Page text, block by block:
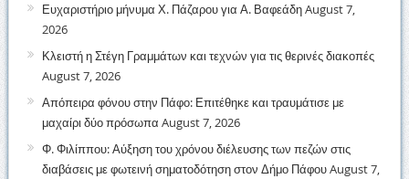
Ευχαριστήριο μήνυμα Χ. Πάζαρου για Α. ΒαφεάδηAugust 7,
2026
Κλειστή η Στέγη Γραμμάτων και τεχνών για τις θερινές διακοπές
August 7, 2026
Απόπειρα φόνου στην Πάφο: Επιτέθηκε και τραυμάτισε με
μαχαίρι δύο πρόσωπα August 7, 2026
Φ. Φιλίππου: Αύξηση του χρόνου διέλευσης των πεζών στις
διαβάσεις με φωτεινή σηματοδότηση στον Δήμο ΠάφουAugust 7,